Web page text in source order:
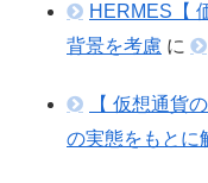
HERMES【
背景を考慮 に
【 仮想通貨
の実態をもとに